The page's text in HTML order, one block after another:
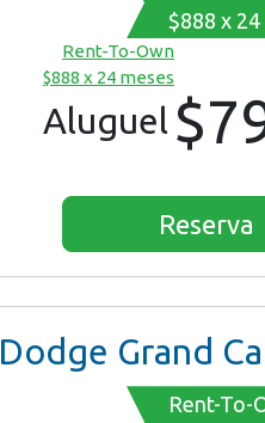
$888 x 24
Rent-To-Own
$888 x 24 meses
Aluguel
Reserva
Dodge Grand
Rent-To-